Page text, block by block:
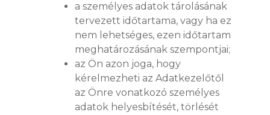
a személyes adatok tárolásának
tervezett időtartama, vagy ha ez
nem lehetséges, ezen időtartam
meghatározásának szempontjai;
az Ön azon joga, hogy
kérelmezheti az Adatkezelőtől
az Önre vonatkozó személyes
adatok helyesbítését, törlését